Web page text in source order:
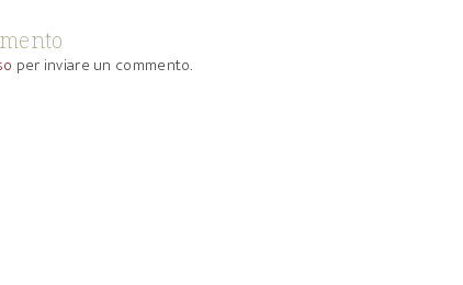
per inviare un commento.